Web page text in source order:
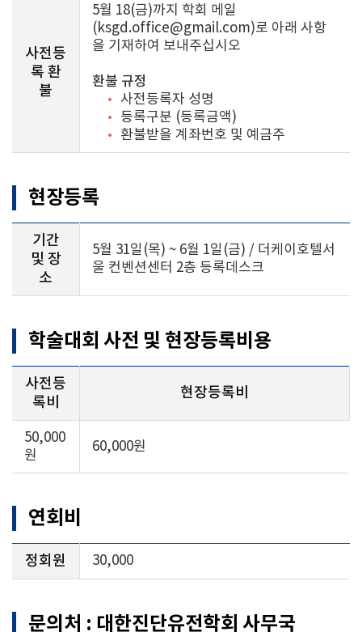
사전등
록 환
불
5월 18(금)까지 학회 메일
(ksgd.office@gmail.com)로 아래 사항
을 기재하여 보내주십시오
환불 규정
사전등록자 성명
등록구분 (등록금액)
환불받을 계좌번호 및 예금주
현장등록
기간
및 장
소
5월 31일(목) ~ 6월 1일(금) / 더케이호텔서
울 컨벤션센터 2층 등록데스크
학술대회 사전 및 현장등록비용
사전등
록비
현장등록비
50,000
원
60,000원
연회비
정회원 30,000
문의처 : 대한진단유전학회 사무국